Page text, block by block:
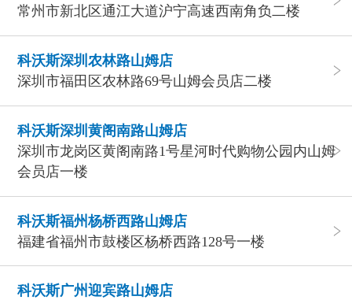
常州市新北区通江大道沪宁高速西南角负二楼
科沃斯深圳农林路山姆店
深圳市福田区农林路69号山姆会员店二楼
科沃斯深圳黄阁南路山姆店
深圳市龙岗区黄阁南路1号星河时代购物公园内山姆
会员店一楼
科沃斯福州杨桥西路山姆店
福建省福州市鼓楼区杨桥西路128号一楼
科沃斯广州迎宾路山姆店